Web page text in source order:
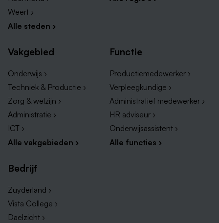
Weert ›
Alle steden ›
Vakgebied
Onderwijs ›
Techniek & Productie ›
Zorg & welzijn ›
Administratie ›
ICT ›
Alle vakgebieden ›
Functie
Productiemedewerker ›
Verpleegkundige ›
Administratief medewerker ›
HR adviseur ›
Onderwijsassistent ›
Alle functies ›
Bedrijf
Zuyderland ›
Vista College ›
Daelzicht ›